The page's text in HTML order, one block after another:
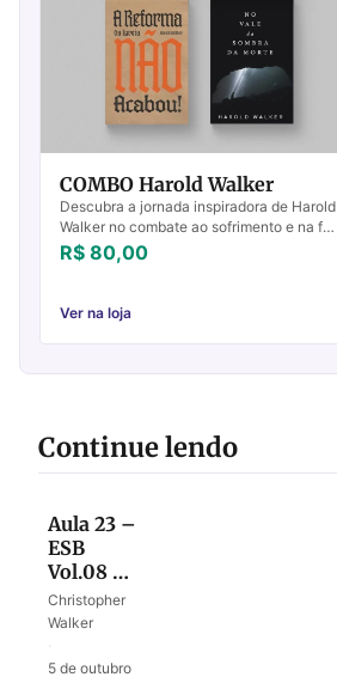
COMBO Harold Walker
Descubra a jornada inspiradora de Harold
Walker no combate ao sofrimento e na fé
inabalável. Transforme sua vida cristã
hoje!
R$ 80,00
Ver na loja
Continue lendo
Aula 23 –
ESB
Vol.08 –
Deus
confirma
Christopher
Walker
5 de outubro